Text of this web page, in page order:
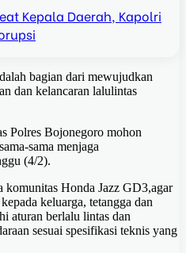
Kepala Daerah, Kapolri
bagian dari mewujudkan
dan kelancaran lalulintas
Polres Bojonegoro mohon
sama menjaga
(4/2).
komunitas Honda Jazz GD3,agar
keluarga, tetangga dan
aturan berlalu lintas dan
sesuai spesifikasi teknis yang